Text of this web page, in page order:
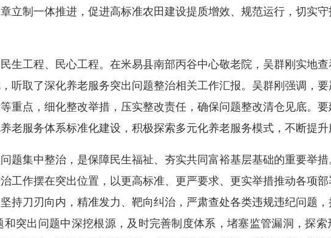
立制一体推进，促进高标准农田建设提质增效、规范运行，切实
工程、民心工程。在米易县南部丙谷中心敬老院，吴群刚实地查
听取了深化养老服务突出问题整治相关工作汇报。吴群刚强调，
重点，细化整改举措，压实整改责任，确保问题整改清仓见底。
老服务体系标准化建设，积极探索多元化养老服务模式，不断提升
集中整治，是保障民生福祉、夯实共同富裕基层基础的重要举措
工作摆在突出位置，以更高标准、更严要求、更实举措推动各项
持刀刃向内，精准发力、靶向纠治，严肃查处各类违规违纪问题
突出问题中深挖根源，及时完善制度体系，堵塞监管漏洞，探